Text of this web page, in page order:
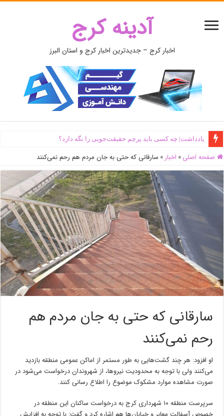
آدینه کرج
اخبار کرج – جدیدترین اخبار کرج و استان البرز
یادداشت| ‌چه کسی باید پرچم حقیقت‌جویی را نگه دارد؟
صفحه اصلی » اخبار » سارقانی که حتی به جان مردم هم رحم نمی‌کنند
سارقانی که حتی به جان مردم هم
رحم نمی‌کنند
او افزود: هر چند گشت‌هایی به طور مستمر از اماکن عمومی منطقه بازدید
می‌کنند ولی با توجه به محدودیت نیروها، از شهروندان درخواست می‌شود در
صورت مشاهده موارد مشکوک موضوع را اطلاع رسانی کنند.
سرپرست منطقه ۱۰ شهرداری کرج به درخواست ساکنان این منطقه در